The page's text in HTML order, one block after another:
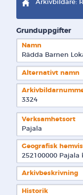
Arkivbildare:
Grunduppgifter
Namn
Rädda Barnen
Alternativt namn
3324
Verksamhetsort
Pajala
Geografisk
Arkivbeskrivning
Historik